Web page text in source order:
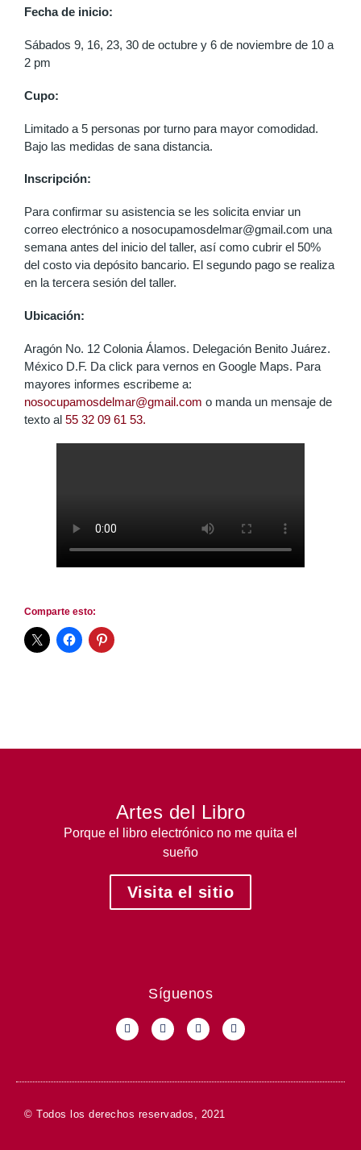
Fecha de inicio:
Sábados 9, 16, 23, 30 de octubre y 6 de noviembre de 10 a
2 pm
Cupo:
Limitado a 5 personas por turno para mayor comodidad.
Bajo las medidas de sana distancia.
Inscripción:
Para confirmar su asistencia se les solicita enviar un
correo electrónico a nosocupamosdelmar@gmail.com una
semana antes del inicio del taller, así como cubrir el 50%
del costo via depósito bancario. El segundo pago se realiza
en la tercera sesión del taller.
Ubicación:
Aragón No. 12 Colonia Álamos. Delegación Benito Juárez.
México D.F. Da click para vernos en Google Maps. Para
mayores informes escribeme a:
nosocupamosdelmar@gmail.com o manda un mensaje de
texto al 55 32 09 61 53.
Comparte esto:
Artes del Libro
Porque el libro electrónico no me quita el
sueño
Visita el sitio
Síguenos
© Todos los derechos reservados, 2021